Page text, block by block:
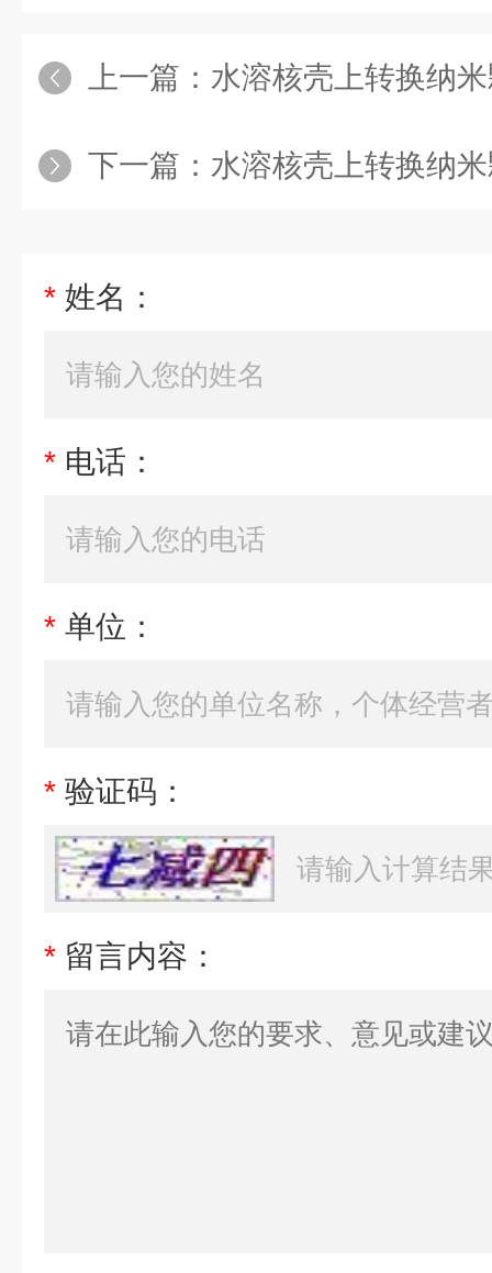
上一篇： 水溶核壳上转换纳米颗粒蓝光
下一篇： 水溶核壳上转换纳
* 姓名：
* 电话：
* 单位：
* 验证码：
* 留言内容：